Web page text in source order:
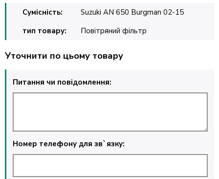
Сумісність:
Suzuki AN 650 Burgman 02-15
тип товару:
Повітряний фільтр
Уточнити по цьому товару
Питання чи повідомлення:
Номер телефону для зв`язку: